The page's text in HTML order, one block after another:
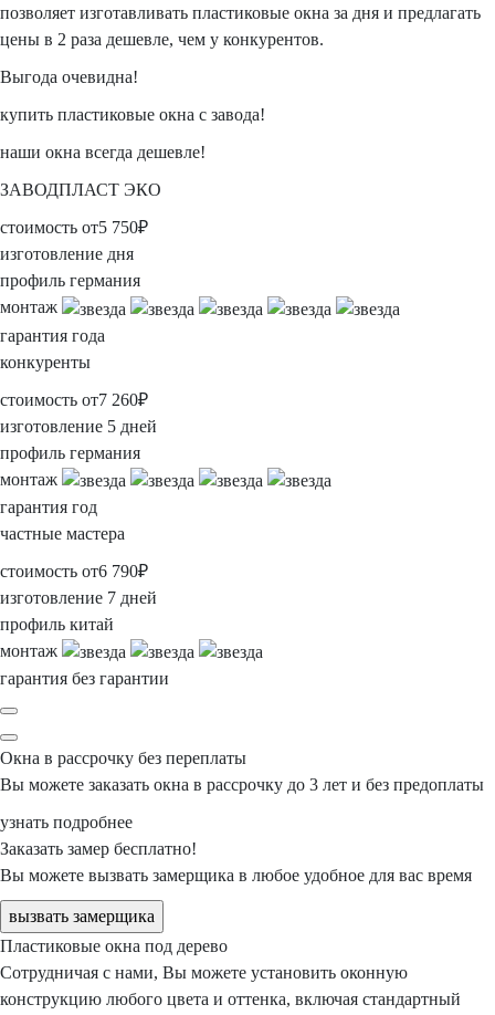
позволяет изготавливать пластиковые окна за дня и предлагать
цены в 2 раза дешевле, чем у конкурентов.
Выгода очевидна!
купить пластиковые окна с завода!
наши окна всегда дешевле!
ЗАВОДПЛАСТ ЭКО
стоимость от5 750₽
изготовление дня
профиль германия
монтаж
гарантия года
конкуренты
стоимость от7 260₽
изготовление 5 дней
профиль германия
монтаж
гарантия год
частные мастера
стоимость от6 790₽
изготовление 7 дней
профиль китай
монтаж
гарантия без гарантии
Окна в рассрочку без переплаты
Вы можете заказать окна в рассрочку до 3 лет и без предоплаты
узнать подробнее
Заказать замер бесплатно!
Вы можете вызвать замерщика в любое удобное для вас время
вызвать замерщика
Пластиковые окна под дерево
Сотрудничая с нами, Вы можете установить оконную
конструкцию любого цвета и оттенка, включая стандартный